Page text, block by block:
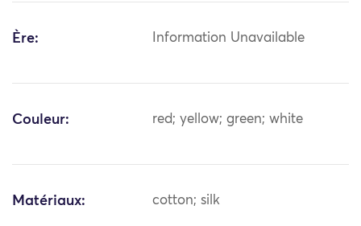
Ère: Information Unavailable
Couleur: red; yellow; green; white
Matériaux: cotton; silk